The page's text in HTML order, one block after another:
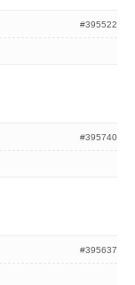
#395522
#395740
#395637